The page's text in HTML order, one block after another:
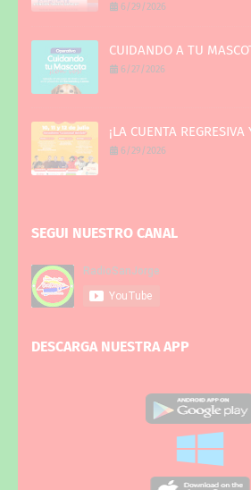
6/29/2026
CUIDANDO A TU
6/27/2026
¡LA CUENTA
6/29/2026
SEGUI NUESTRO CANAL
DESCARGA NUESTRA APP